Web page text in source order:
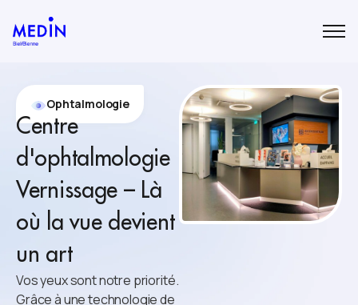
Ophtalmologie
Centre
d'ophtalmologie
Vernissage – Là
où la vue devient
un art
Vos yeux sont notre priorité.
Grâce à une technologie de